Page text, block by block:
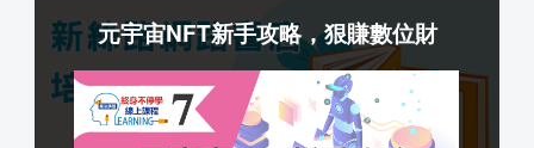
元宇宙NFT新手攻略，狠賺數位財